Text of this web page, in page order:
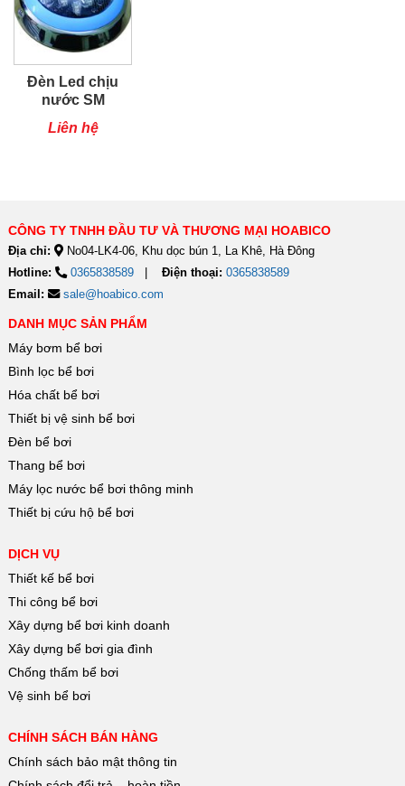
Đèn Led chịu
nước SM
Liên hệ
CÔNG TY TNHH ĐẦU TƯ VÀ THƯƠNG MẠI HOABICO
Địa chỉ:
No04-LK4-06, Khu dọc bún 1, La Khê, Hà Đông
Hotline:
0365838589 Điện thoại: 0365838589
Email:
sale@hoabico.com
DANH MỤC SẢN PHẨM
Máy bơm bể bơi
Bình lọc bể bơi
Hóa chất bể bơi
Thiết bị vệ sinh bể bơi
Đèn bể bơi
Thang bể bơi
Máy lọc nước bể bơi thông minh
Thiết bị cứu hộ bể bơi
DỊCH VỤ
Thiết kế bể bơi
Thi công bể bơi
Xây dựng bể bơi kinh doanh
Xây dựng bể bơi gia đình
Chống thấm bể bơi
Vệ sinh bể bơi
CHÍNH SÁCH BÁN HÀNG
Chính sách bảo mật thông tin